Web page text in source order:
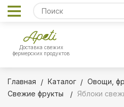
Доставка свежих
фермерских продуктов
Главная Каталог
Овощи,
Свежие фрукты
Яблоки